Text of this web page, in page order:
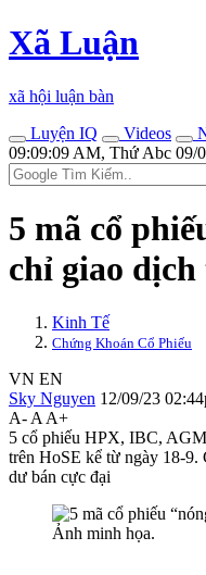
Xã Luận
xã hội luận bàn
Luyện IQ
Videos
09:09:09 AM, Thứ Abc 09/
5 mã cổ
chỉ giao dịch
Kinh Tế
Chứng Khoán Cổ Phiếu
VN EN
Sky Nguyen 12/09/23
A- A A+
5 cổ phiếu HPX, IBC,
trên HoSE kể từ ngày 18-9.
dư bán cực đại
Ảnh minh họa.